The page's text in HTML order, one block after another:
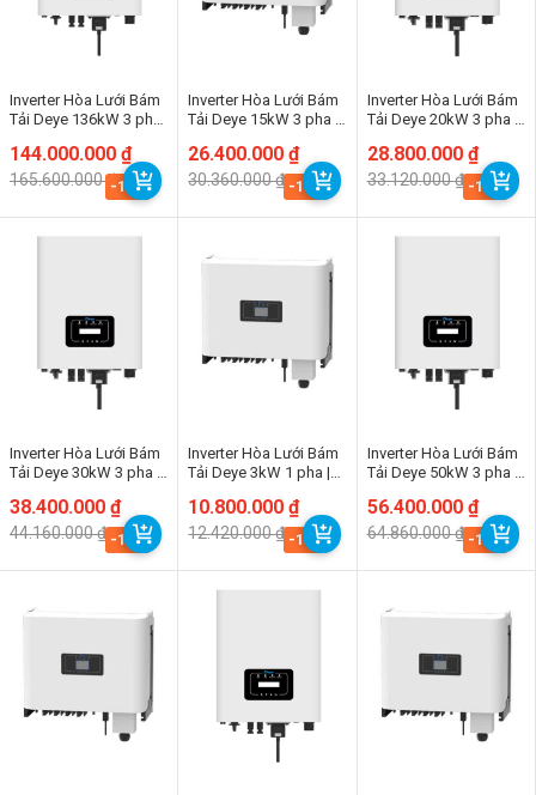
Inverter Hòa Lưới Bám
Tải Deye 136kW 3 pha
165.600.000₫
Giá
gốc
là:
165.600.000 ₫.
144.000.000 ₫
Giá
hiện
tại
144.000.000 ₫.
-13%
Inverter Hòa Lưới Bám
Tải Deye 15kW 3 pha |
30.360.000₫
Giá
gốc
là:
30.360.000 ₫.
26.400.000₫
Giá
hiện
tại
26.400.000 ₫.
-13%
Inverter Hòa Lưới Bám
Tải Deye 20kW 3 pha |
33.120.000₫
Giá
gốc
là:
33.120.000 ₫.
28.800.000 ₫
Giá
hiện
tại
28.800.000 ₫.
-13%
Inverter Hòa Lưới Bám
Tải Deye 30kW 3 pha |
44.160.000₫
Giá
gốc
là:
44.160.000 ₫.
38.400.000 ₫
Giá
hiện
tại
38.400.000 ₫.
-13%
Inverter Hòa Lưới Bám
Tải Deye 3kW 1 pha |
AM1
12.420.000₫
Giá
gốc
là:
12.420.000 ₫.
10.800.000₫
Giá
hiện
tại
10.800.000 ₫.
-13%
Inverter Hòa Lưới Bám
Tải Deye 50kW 3 pha |
64.860.000₫
Giá
gốc
là:
64.860.000 ₫.
56.400.000 ₫
Giá
hiện
tại
56.400.000 ₫.
-13%